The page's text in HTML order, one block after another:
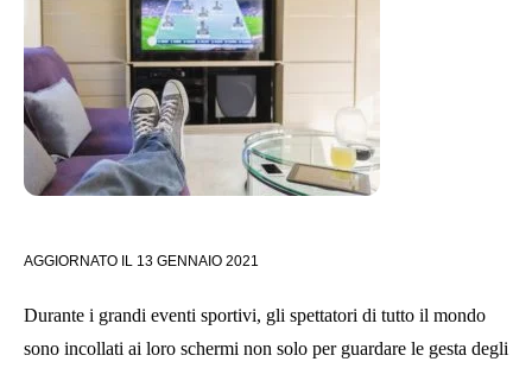
AGGIORNATO IL 13 GENNAIO 2021
Durante i grandi eventi sportivi, gli spettatori di tutto il mondo
sono incollati ai loro schermi non solo per guardare le gesta degli